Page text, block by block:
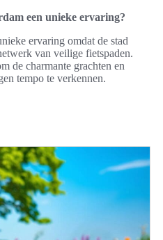
een unieke ervaring?
ervaring omdat de stad
van veilige fietspaden.
de charmante grachten en
tempo te verkennen.